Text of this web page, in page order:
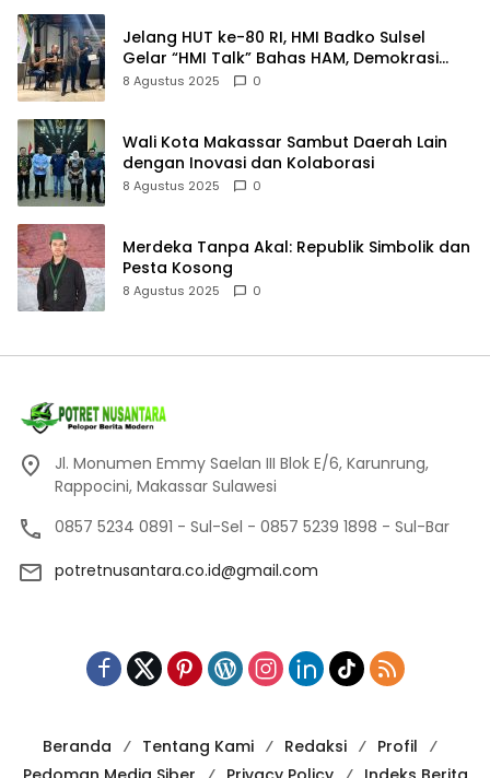
Jelang HUT ke-80 RI, HMI Badko Sulsel
Gelar “HMI Talk” Bahas HAM, Demokrasi
dan Kedaulatan Bangsa
8 Agustus 2025 0
Wali Kota Makassar Sambut Daerah Lain
dengan Inovasi dan Kolaborasi
8 Agustus 2025 0
Merdeka Tanpa Akal: Republik Simbolik dan
Pesta Kosong
8 Agustus 2025 0
Jl. Monumen Emmy Saelan III Blok E/6, Karunrung,
Rappocini, Makassar Sulawesi
0857 5234 0891 - Sul-Sel - 0857 5239 1898 - Sul-Bar
potretnusantara.co.id@gmail.com
Beranda Tentang Kami Redaksi
Profil